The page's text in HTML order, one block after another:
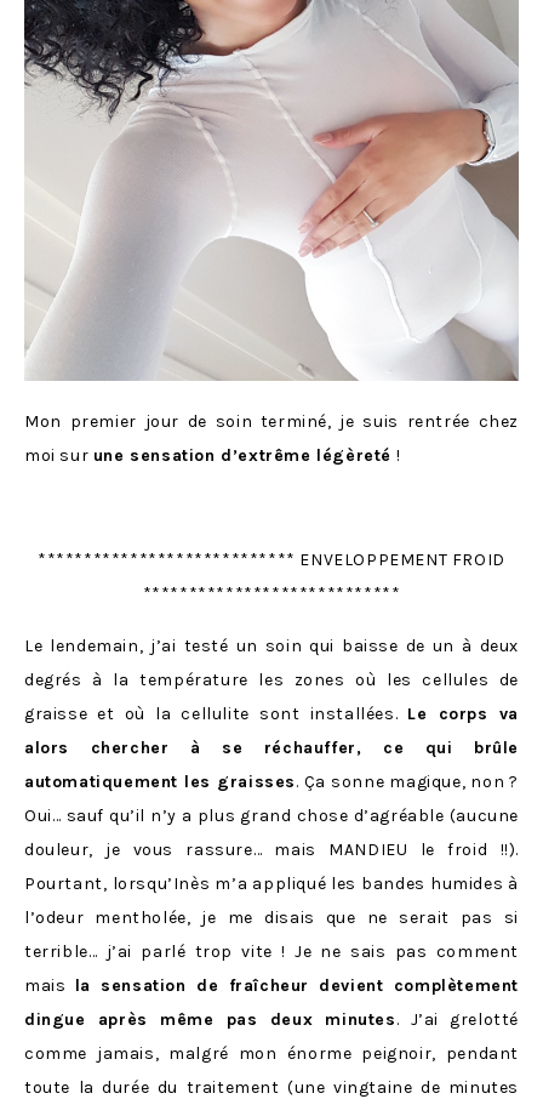
Mon premier jour de soin terminé, je suis rentrée chez
moi sur une sensation d’extrême légèreté !
**************************** ENVELOPPEMENT FROID
****************************
Le lendemain, j’ai testé un soin qui baisse de un à deux
degrés à la température les zones où les cellules de
graisse et où la cellulite sont installées. Le corps va
alors chercher à se réchauffer, ce qui brûle
automatiquement les graisses. Ça sonne magique, non ?
Oui… sauf qu’il n’y a plus grand chose d’agréable (aucune
douleur, je vous rassure… mais MANDIEU le froid !!).
Pourtant, lorsqu’Inès m’a appliqué les bandes humides à
l’odeur mentholée, je me disais que ne serait pas si
terrible… j’ai parlé trop vite ! Je ne sais pas comment
mais la sensation de fraîcheur devient complètement
dingue après même pas deux minutes. J’ai grelotté
comme jamais, malgré mon énorme peignoir, pendant
toute la durée du traitement (une vingtaine de minutes